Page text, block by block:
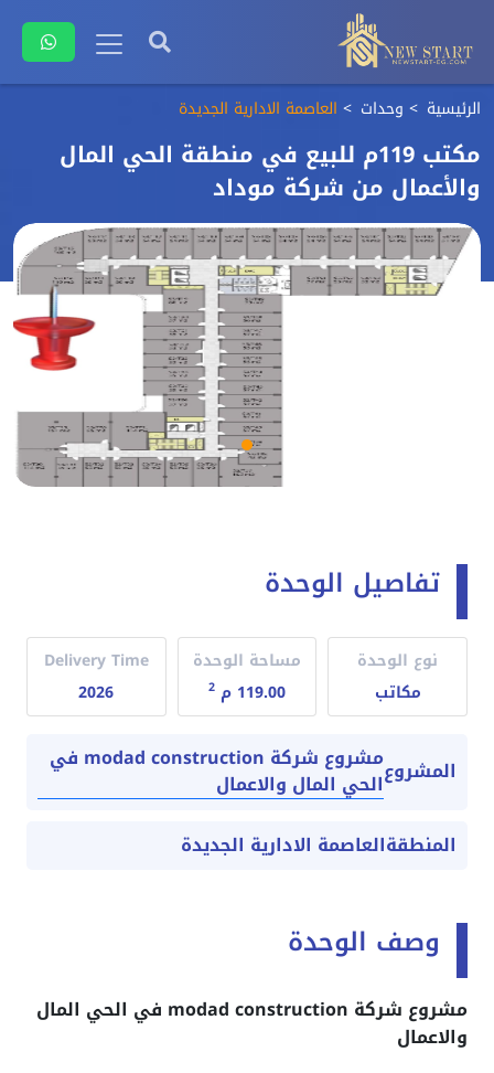
الرئيسية وحدات العاصمة الادارية الجديدة
مكتب 119م للبيع في منطقة الحي المال
والأعمال من شركة موداد
تفاصيل الوحدة
نوع الوحدة
مكاتب
مساحة الوحدة
119.00 م
2
Delivery Time
2026
المشروع مشروع شركة modad construction في
الحي المال والاعمال
المنطقةالعاصمة الادارية الجديدة
وصف الوحدة
مشروع شركة modad construction في الحي المال
والاعمال